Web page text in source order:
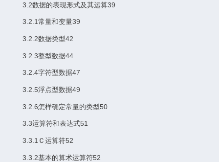
3.2数据的表现形式及其运算39
3.2.1常量和变量39
3.2.2数据类型42
3.2.3整型数据44
3.2.4字符型数据47
3.2.5浮点型数据49
3.2.6怎样确定常量的类型50
3.3运算符和表达式51
3.3.1Ｃ运算符52
3.3.2基本的算术运算符52